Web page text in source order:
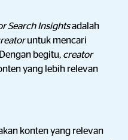
Search Insightsadalah
untuk mencari
begitu, creator
yang lebih relevan
konten yang relevan